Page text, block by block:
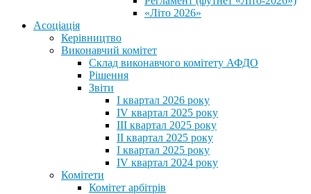
«Літо 2026»
Асоціація
Керівництво
Виконавчий комітет
Склад виконавчого комітету АФДО
Рішення
Звіти
I квартал 2026 року
IV квартал 2025 року
III квартал 2025 року
II квартал 2025 року
I квартал 2025 року
IV квартал 2024 року
Комітети
Комітет арбітрів